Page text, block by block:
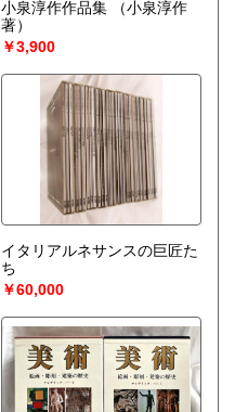
小泉淳作作品集
（小泉淳作
著）
￥3,900
イタリアルネサンスの巨匠た
ち
￥60,000